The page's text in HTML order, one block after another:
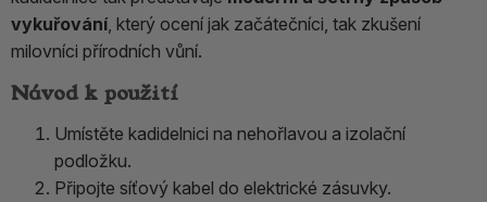
vykuřování, který ocení jak začátečníci, tak zkušení
milovníci přírodních vůní.
Návod k použití
Umístěte kadidelnici na nehořlavou a izolační
podložku.
Připojte síťový kabel do elektrické zásuvky.